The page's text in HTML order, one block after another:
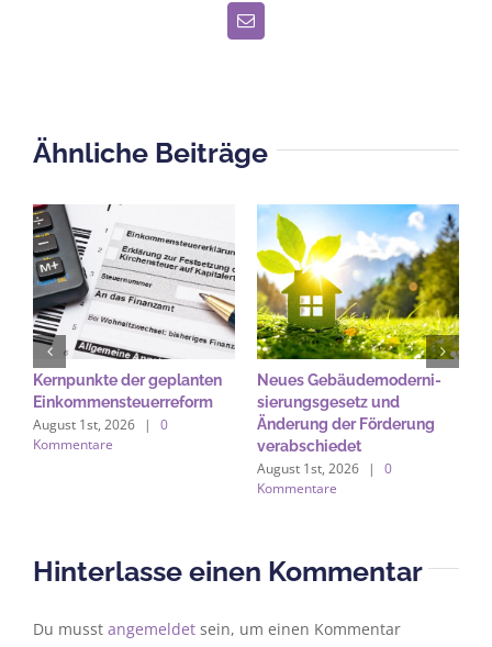
E-
Mail
Ähnliche Beiträge
Kernpunkte der geplanten
Einkommensteuerreform
August 1st, 2026 |
0
Kommentare
Neues Gebäude­moderni­
sierungs­gesetz und
Änderung der Förderung
verabschiedet
August 1st, 2026 |
0
Kommentare
Hinterlasse einen Kommentar
Du musst angemeldet sein, um einen Kommentar